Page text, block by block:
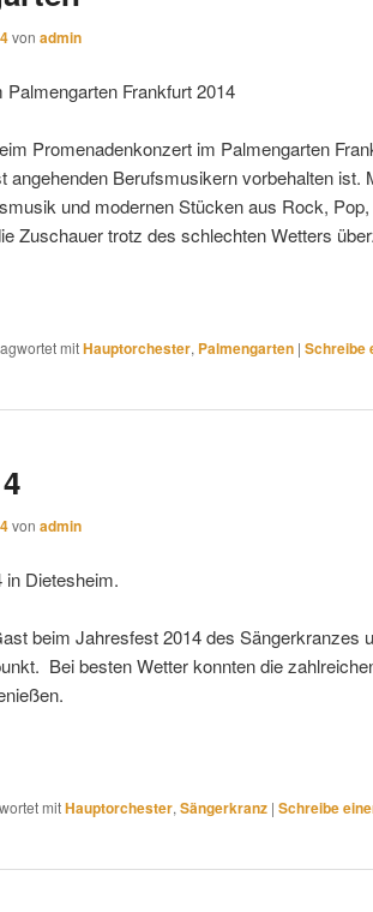
von admin
Frankfurt 2014
Promenadenkonzert im Palmengarten
angehenden Berufsmusikern vorbehalten ist.
und modernen Stücken aus Rock,
Zuschauer trotz des schlechten Wetters
mitHauptorchester, Palmengarten | Schreibe
von admin
Dietesheim.
beim Jahresfest 2014 des Sängerkranzes
Bei besten Wetter konnten die
mitHauptorchester, Sängerkranz | Schreibe